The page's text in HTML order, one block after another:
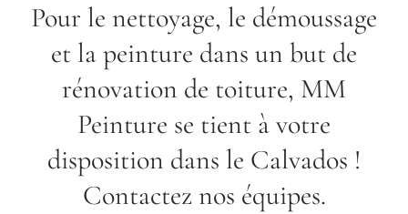
Pour le nettoyage, le démoussage
et la peinture dans un but de
rénovation de toiture, MM
Peinture se tient à votre
disposition dans le Calvados !
Contactez nos équipes.